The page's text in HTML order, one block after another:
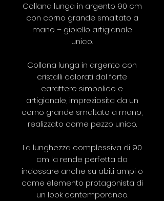
Collana lunga in argento 90 cm
con corno grande smaltato a
mano – gioiello artigianale
unico.
Collana lunga in argento con
cristalli colorati dal forte
carattere simbolico e
artigianale, impreziosita da un
corno grande smaltato a mano,
realizzato come pezzo unico.
La lunghezza complessiva di 90
cm la rende perfetta da
indossare anche su abiti ampi o
come elemento protagonista di
un look contemporaneo.